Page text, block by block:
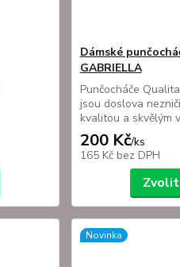
Dámské
GABRIELLA
Punčocháče
jsou doslova
kvalitou a skvělým
200 Kč/ks
165 Kč bez DPH
Novinka